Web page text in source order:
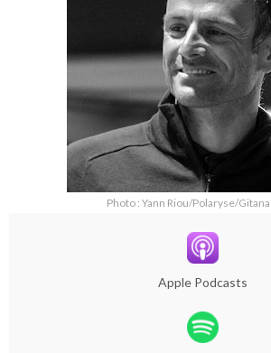
Photo : Yann Riou/Polaryse/
Apple Podcasts